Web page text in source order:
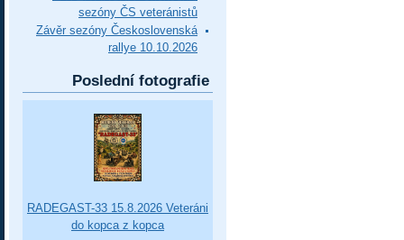
sezóny ČS veteránistů
Závěr sezóny Československá
rallye 10.10.2026
Poslední fotografie
RADEGAST-33 15.8.2026 Veteráni
do kopca z kopca